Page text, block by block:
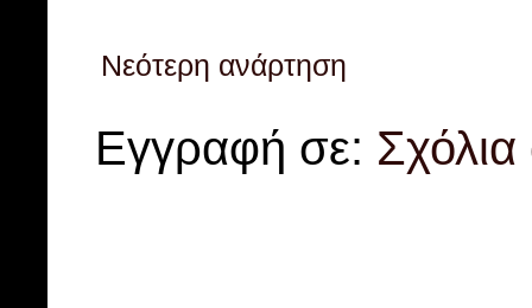
Νεότερη ανάρτηση
Εγγραφή σε: